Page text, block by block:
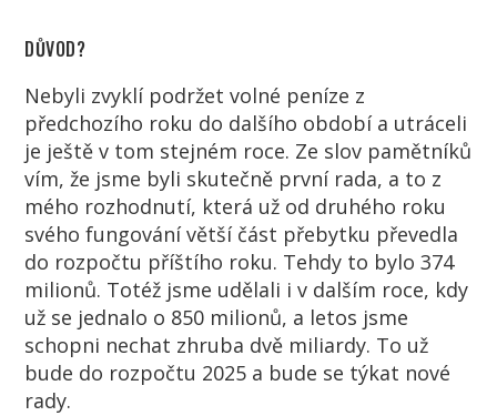
DŮVOD?
Nebyli zvyklí podržet volné peníze z
předchozího roku do dalšího období a utráceli
je ještě v tom stejném roce. Ze slov pamětníků
vím, že jsme byli skutečně první rada, a to z
mého rozhodnutí, která už od druhého roku
svého fungování větší část přebytku převedla
do rozpočtu příštího roku. Tehdy to bylo 374
milionů. Totéž jsme udělali i v dalším roce, kdy
už se jednalo o 850 milionů, a letos jsme
schopni nechat zhruba dvě miliardy. To už
bude do rozpočtu 2025 a bude se týkat nové
rady.